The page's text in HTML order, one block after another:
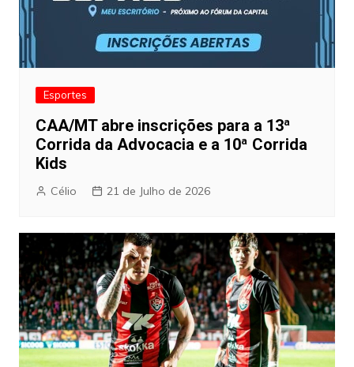
Esportes
CAA/MT abre inscrições para a 13ª
Corrida da Advocacia e a 10ª Corrida
Kids
Célio 21 de Julho de 2026